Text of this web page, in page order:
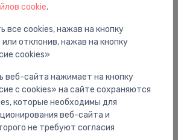
может понравиться
cookie.
все cookies, нажав на кнопку
отклонив, нажав на кнопку
cookies»
веб-сайта нажимает на кнопку
с cookies» на сайте сохраняются
которые необходимы для
веб-сайта и
не требуют согласия